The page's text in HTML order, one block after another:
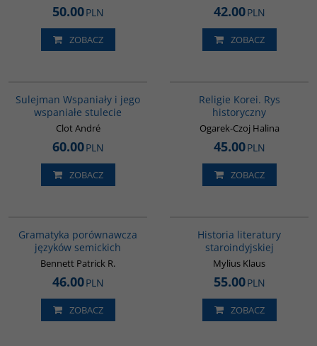
50.00PLN
ZOBACZ
42.00PLN
ZOBACZ
Sulejman Wspaniały i jego
wspaniałe stulecie
Clot André
60.00PLN
ZOBACZ
Religie Korei. Rys
historyczny
Ogarek-Czoj Halina
45.00PLN
ZOBACZ
Gramatyka porównawcza
języków semickich
Bennett Patrick R.
46.00PLN
ZOBACZ
Historia literatury
staroindyjskiej
Mylius Klaus
55.00PLN
ZOBACZ